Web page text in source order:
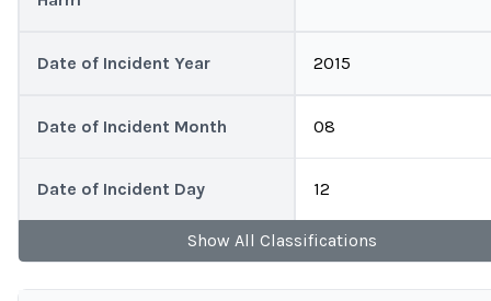
Date of Incident Year 2015
Date of Incident Month 08
Date of Incident Day 12
Show All Classifications